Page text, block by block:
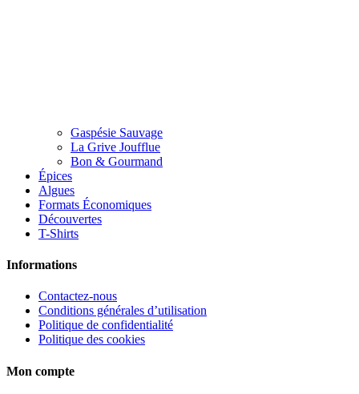
Gaspésie Sauvage
La Grive Joufflue
Bon & Gourmand
Épices
Algues
Formats Économiques
Découvertes
T-Shirts
Informations
Contactez-nous
Conditions générales d’utilisation
Politique de confidentialité
Politique des cookies
Mon compte